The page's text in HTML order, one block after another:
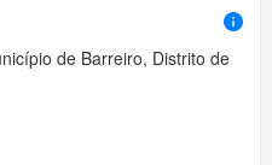
de Barreiro, Distrito de